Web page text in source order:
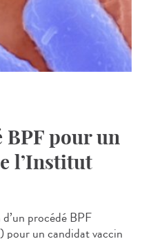
BPF pour un
l’Institut
procédé BPF
pour un candidat vaccin